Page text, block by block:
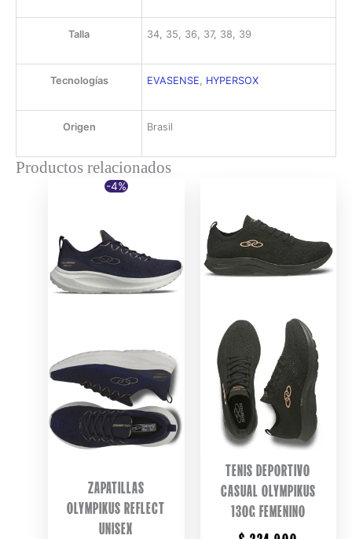
Talla 34, 35, 36, 37, 38, 39
Tecnologías EVASENSE, HYPERSOX
Origen Brasil
Productos relacionados
-4%
ZAPATILLAS
OLYMPIKUS REFLECT
UNISEX
TENIS DEPORTIVO
CASUAL OLYMPIKUS
130G FEMENINO